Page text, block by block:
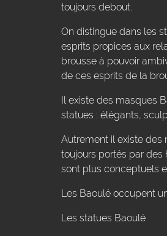
toujours debout.
On distingue dans les
esprits propices aux
brousse à pouvoir
de ces esprits de la
Il existe des masques
statues : élégants,
Autrement il existe des
toujours portés par des
sont plus conceptuels
Les Baoulé occupent
Les statues Baoulé